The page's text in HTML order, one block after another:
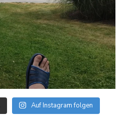
Auf Instagram folgen